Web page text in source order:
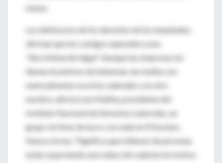
menor.
Los defensores de los derechos de los empleados
afirman que los castigos equivalen a una
"discriminación legal". Aunque las empresas los
llaman incentivos de bienestar, las multas son
esencialmente recortes salariales con otro
nombre, afirma Lew Maltby, presidente del
Instituto Nacional de Derechos Laborales, un
grupo sin fines de lucro con sede en Princeton,
Nueva Jersey. "Significa que millones de personas
están soportando una reducción salarial sin motivo